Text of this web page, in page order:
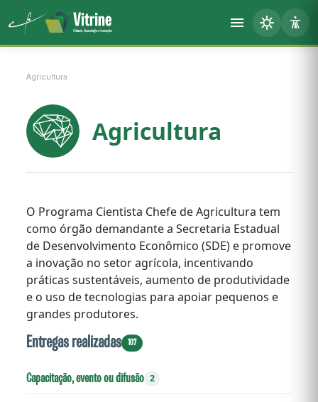
Agricultura
Agricultura
O Programa Cientista Chefe de Agricultura tem
como órgão demandante a Secretaria Estadual
de Desenvolvimento Econômico (SDE) e promove
a inovação no setor agrícola, incentivando
práticas sustentáveis, aumento de produtividade
e o uso de tecnologias para apoiar pequenos e
grandes produtores.
Entregas realizadas 107
Capacitação, evento ou difusão 2